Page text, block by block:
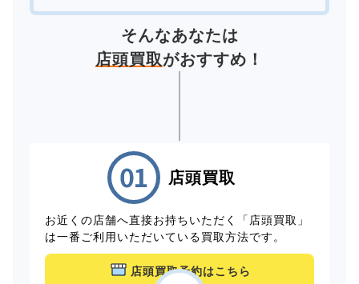
そんなあなたは
店頭買取がおすすめ！
店頭買取
お近くの店舗へ直接お持ちいただく「店頭買取」
は一番ご利用いただいている買取方法です。
店頭買取予約はこちら